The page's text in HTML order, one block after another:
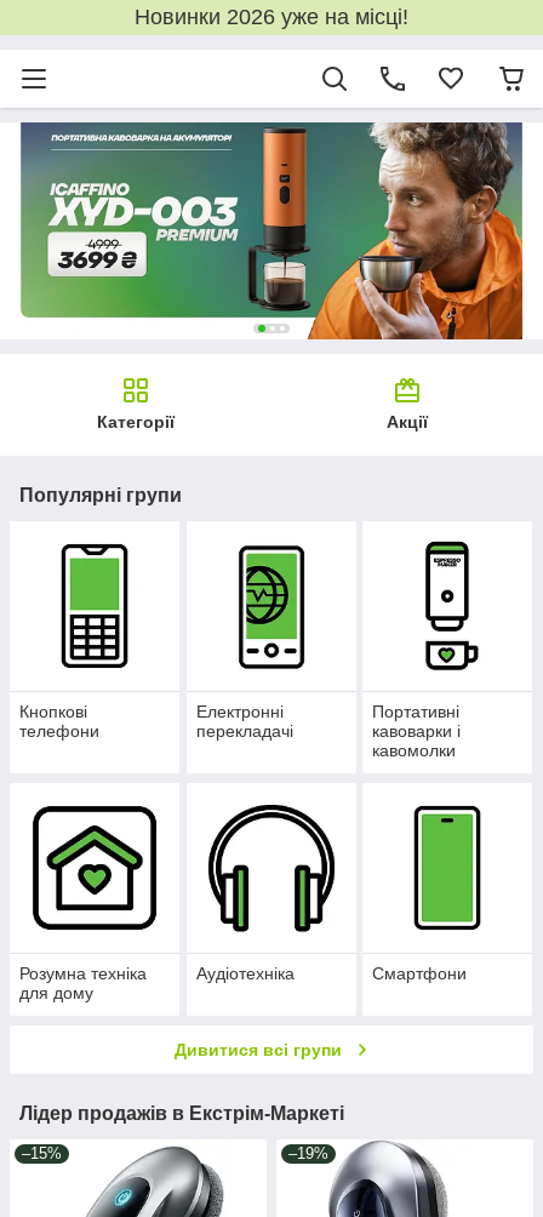
Новинки 2026 уже на місці!
Категорії Акції
Популярні групи
Кнопкові
телефони
Електронні
перекладачі
Портативні
кавоварки і
кавомолки
Розумна техніка
для дому
Аудіотехніка Смартфони
Дивитися всі групи
Лідер продажів в Екстрім-Маркеті
–15% –19%